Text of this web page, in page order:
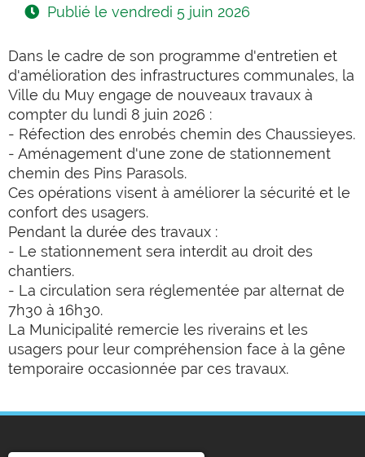
Publié le vendredi 5 juin 2026
Dans le cadre de son programme d'entretien et
d'amélioration des infrastructures communales, la
Ville du Muy engage de nouveaux travaux à
compter du lundi 8 juin 2026 :
- Réfection des enrobés chemin des Chaussieyes.
- Aménagement d'une zone de stationnement
chemin des Pins Parasols.
Ces opérations visent à améliorer la sécurité et le
confort des usagers.
Pendant la durée des travaux :
- Le stationnement sera interdit au droit des
chantiers.
- La circulation sera réglementée par alternat de
7h30 à 16h30.
La Municipalité remercie les riverains et les
usagers pour leur compréhension face à la gêne
temporaire occasionnée par ces travaux.